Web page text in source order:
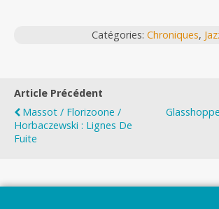
Catégories: Chroniques,
Article Précédent
Massot / Florizoone /
Horbaczewski : Lignes De
Fuite